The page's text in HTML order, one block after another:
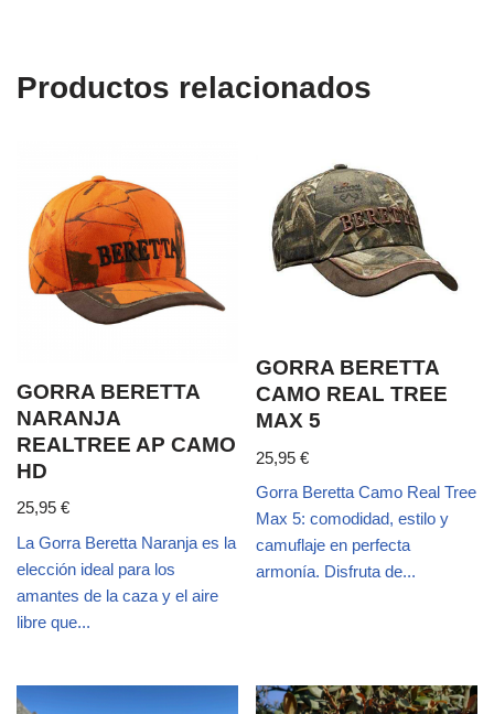
Productos relacionados
GORRA BERETTA
NARANJA
REALTREE AP CAMO
HD
25,95 €
La Gorra Beretta Naranja es la
elección ideal para los
amantes de la caza y el aire
libre que...
GORRA BERETTA
CAMO REAL TREE
MAX 5
25,95€
Gorra Beretta Camo Real Tree
Max 5: comodidad, estilo y
camuflaje en perfecta
armonía. Disfruta de...